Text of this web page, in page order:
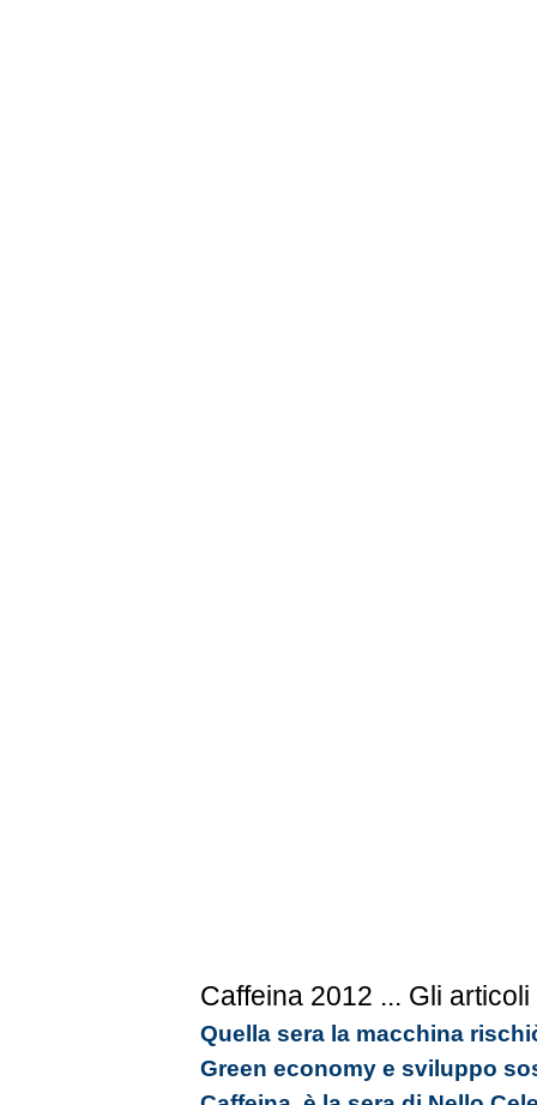
Caffeina 2012 ... Gli articoli
Quella sera la macchina
Green economy e sviluppo